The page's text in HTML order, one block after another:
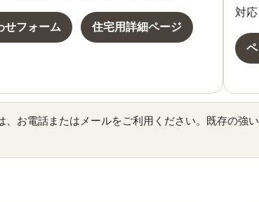
せフォーム 住宅用詳細ページ
対応
、お電話またはメールをご利用ください。既存の強